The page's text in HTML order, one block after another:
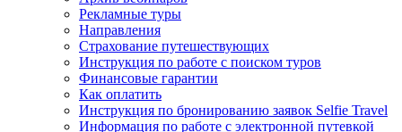
Рекламные туры
Направления
Страхование путешествующих
Инструкция по работе с поиском туров
Финансовые гарантии
Как оплатить
Инструкция по бронированию заявок Selfie Travel
Информация по работе с электронной путевкой